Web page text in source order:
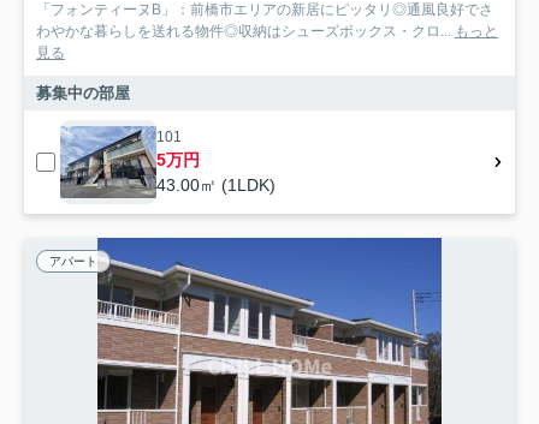
「フォンティーヌB」：前橋市エリアの新居にピッタリ◎通風良好でさ
わやかな暮らしを送れる物件◎収納はシューズボックス・クロ... もっと
見る
募集中の部屋
101
5万円
43.00㎡ (1LDK)
アパート